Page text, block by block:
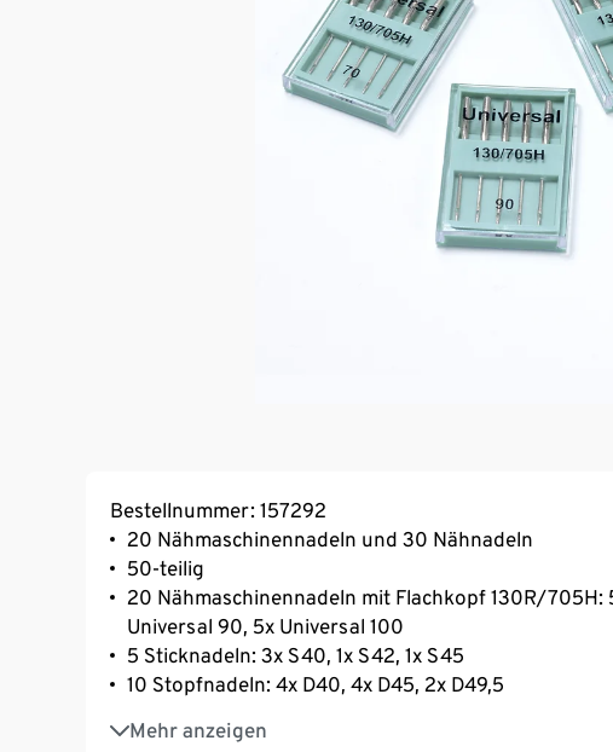
Bestellnummer: 157292
20 Nähmaschinennadeln und 30 Nähnadeln
50-teilig
20 Nähmaschinennadeln mit Flachkopf 130R/705H:
Universal 90, 5x Universal 100
5 Sticknadeln: 3x S40, 1x S42, 1x S45
10 Stopfnadeln: 4x D40, 4x D45, 2x D49,5
Mehr anzeigen
3 selbsteinfädelnde Nadeln: 1x E36, 1x E39, 1x E42
12 Nähnadeln: 3x B39, 3x S42, 3x S45, 3x S51